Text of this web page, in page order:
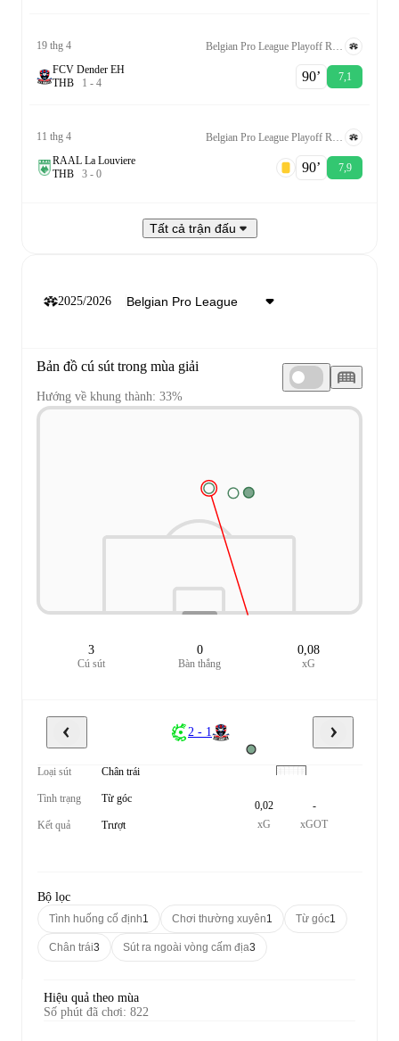
19 thg 4
FCV Dender EH
THB 1 - 4 90‎’‎ 7,1
11 thg 4
RAAL La Louviere
THB 3 - 0 90‎’‎ 7,9
Tất cả trận đấu
2025/2026
Bản đồ cú sút trong mùa giải
Hướng về khung thành: 33%
3
Cú sút
0
Bàn thắng
0,08
xG
2 - 1
Loại sút Chân trái
Tình trạng Từ góc
Kết quả Trượt
0,02
xG
-
xGOT
Bộ lọc
Tình huống cố định1 Chơi thường xuyên1 Từ góc1
Chân trái3 Sút ra ngoài vòng cấm địa3
Hiệu quả theo mùa
Số phút đã chơi: 822